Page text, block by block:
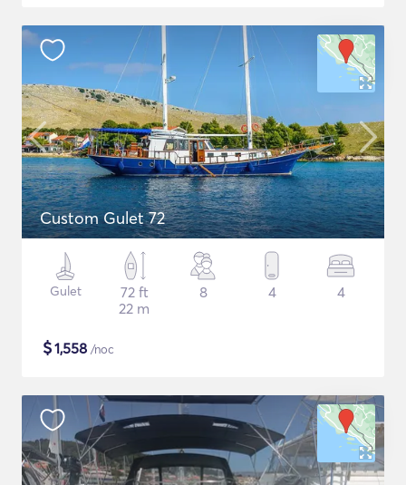
Custom Gulet 72
Gulet
72 ft
22 m
8 4 4
$1,558 /noc